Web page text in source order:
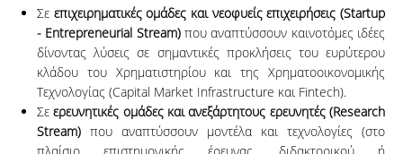
Σε επιχειρηματικές ομάδες και νεοφυείς επιχειρήσεις (Startup
- Entrepreneurial Stream) που αναπτύσσουν καινοτόμες ιδέες
δίνοντας λύσεις σε σημαντικές προκλήσεις του ευρύτερου
κλάδου του Χρηματιστηρίου και της Χρηματοοικονομικής
Τεχνολογίας (Capital Market Infrastructure και Fintech).
Σεερευνητικές ομάδες και ανεξάρτητους ερευνητές (Research
Stream) που αναπτύσσουν μοντέλα και τεχνολογίες (στο